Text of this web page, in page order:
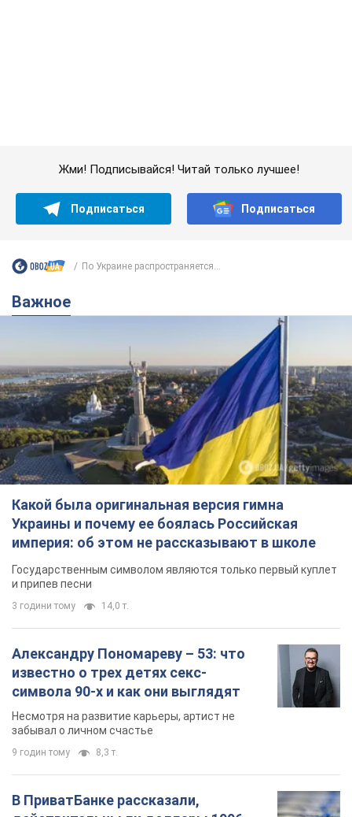
Украины и почему ее боялась Российская
империя: об этом не рассказывают в школе
Государственным символом являются только первый куплет
и припев песни
3 години тому 14,0 т.
Александру Пономареву – 53: что
известно о трех детях секс-
символа 90-х и как они выглядят
Несмотря на развитие карьеры, артист не
забывал о личном счастье
9 годин тому 8,3 т.
В ПриватБанке рассказали,
действительны ли доллары 1996
принимают старые доллары
10 годин тому 74,2 т.